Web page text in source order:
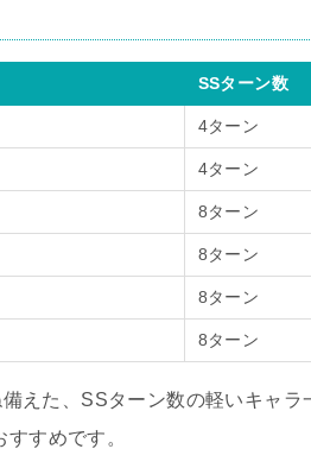
SSターン数
4ターン
4ターン
8ターン
8ターン
8ターン
8ターン
えた、SSターン数の軽いキャラ
すめです。